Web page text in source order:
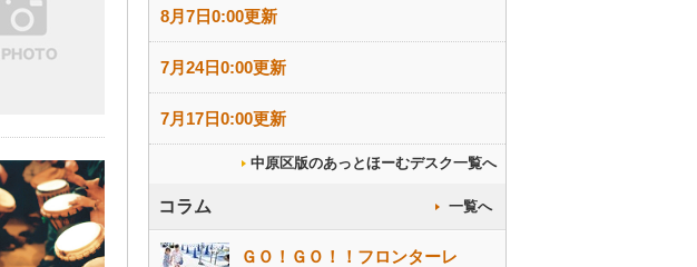
8月7日0:00更新
7月24日0:00更新
7月17日0:00更新
中原区版のあっとほーむデスク一覧へ
コラム 一覧へ
ＧＯ！ＧＯ！！フロンターレ